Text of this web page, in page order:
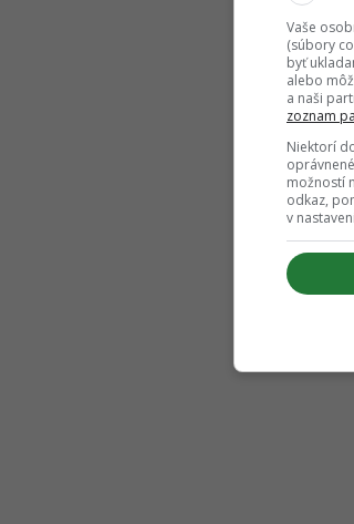
Vaše
(súbory
byť
alebo
a naši
zoznam
Niektorí
možností
odkaz,
v